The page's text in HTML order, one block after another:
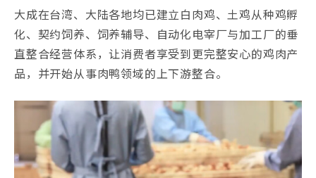
大成在台湾、大陆各地均已建立白肉鸡、土鸡从种鸡孵
化、契约饲养、饲养辅导、自动化电宰厂与加工厂的垂
直整合经营体系，让消费者享受到更完整安心的鸡肉产
品，并开始从事肉鸭领域的上下游整合。